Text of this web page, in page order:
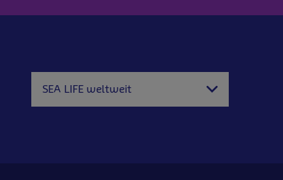
SEA LIFE weltweit